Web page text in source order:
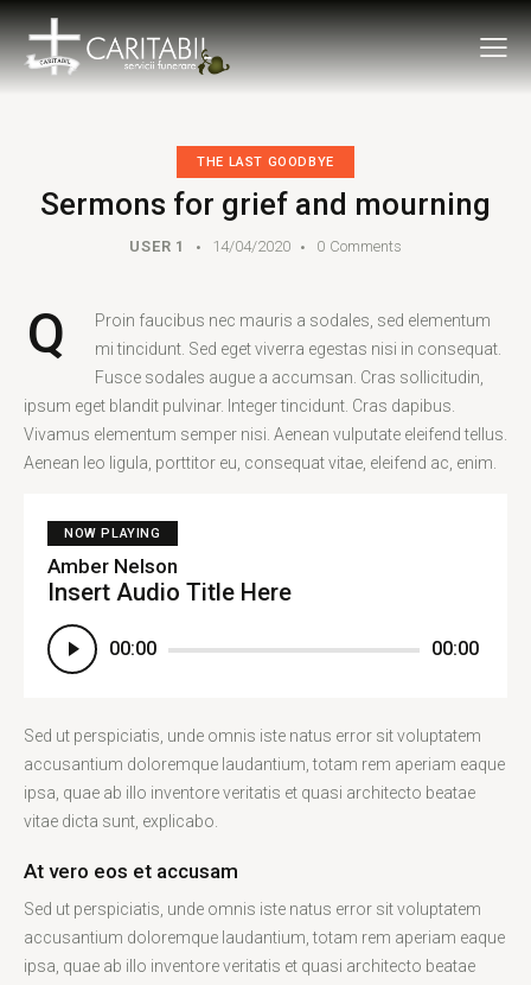
THE LAST GOODBYE
Sermons for grief and mourning
USER 1 14/04/2020 0 Comments
Q
Proin faucibus nec mauris a sodales, sed elementum
mi tincidunt. Sed eget viverra egestas nisi in consequat.
Fusce sodales augue a accumsan. Cras sollicitudin,
ipsum eget blandit pulvinar. Integer tincidunt. Cras dapibus.
Vivamus elementum semper nisi. Aenean vulputate eleifend tellus.
Aenean leo ligula, porttitor eu, consequat vitae, eleifend ac, enim.
NOW PLAYING
Amber Nelson
Insert Audio Title Here
Player
audio
00:00 00:00
Sed ut perspiciatis, unde omnis iste natus error sit voluptatem
accusantium doloremque laudantium, totam rem aperiam eaque
ipsa, quae ab illo inventore veritatis et quasi architecto beatae
vitae dicta sunt, explicabo.
At vero eos et accusam
Sed ut perspiciatis, unde omnis iste natus error sit voluptatem
accusantium doloremque laudantium, totam rem aperiam eaque
ipsa, quae ab illo inventore veritatis et quasi architecto beatae